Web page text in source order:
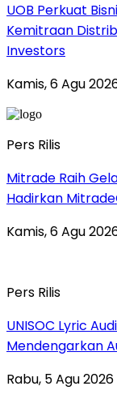
UOB Perkuat
Kemitraan
Investors
Kamis, 6 Agu
Pers Rilis
Mitrade Raih
Hadirkan
Kamis, 6 Agu
Pers Rilis
UNISOC Lyric
Mendengarkan
Rabu, 5 Agu